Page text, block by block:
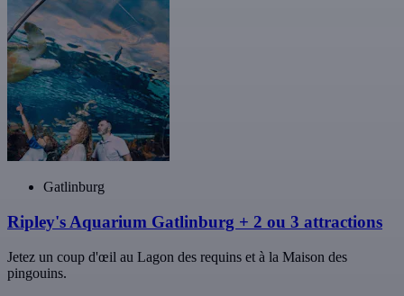
Gatlinburg
Ripley's Aquarium Gatlinburg + 2 ou 3 attractions
Jetez un coup d'œil au Lagon des requins et à la Maison des
pingouins.